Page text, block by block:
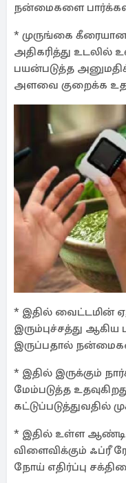
நன்மைகளை
* முருங்கை
அதிகரித்து
பயன்படுத்த
அளவை குறைக்க
* இதில் வைட்டமின்
இரும்புச்சத்து
இருப்பதால்
* இதில் இருக்கும்
மேம்படுத்த
கட்டுப்படுத்துவதில்
* இதில் உள்ள
விளைவிக்கும் ஃப்ரீ
நோய் எதிர்ப்பு